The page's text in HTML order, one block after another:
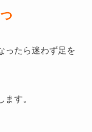
ったら迷わず足を
す。